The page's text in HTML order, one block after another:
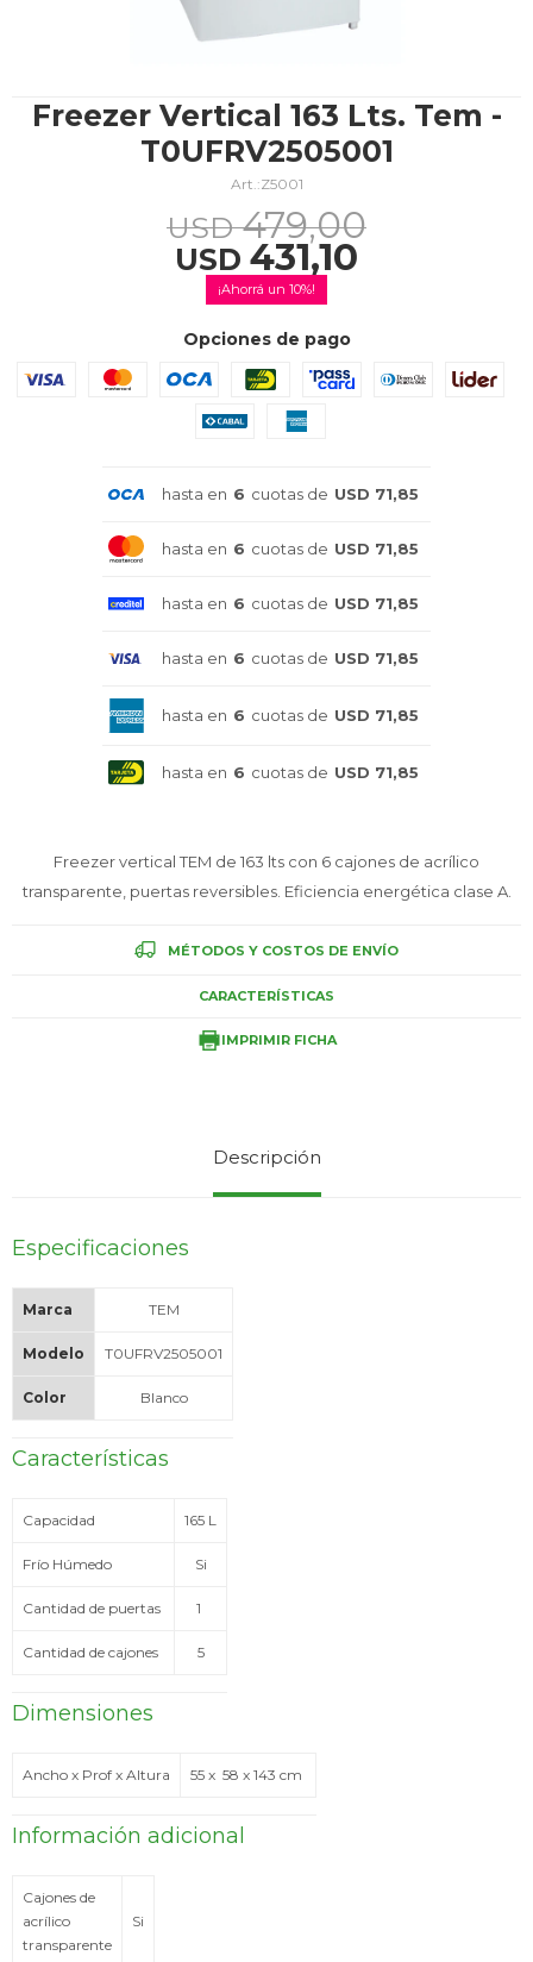
Freezer Vertical 163 Lts. Tem -
T0UFRV2505001
Z5001
USD 431,10
USD 479,00
10
Opciones de pago
hasta en 6 cuotas de USD 71,85
hasta en 6 cuotas de USD 71,85
hasta en 6 cuotas de USD 71,85
hasta en 6 cuotas de USD 71,85
hasta en 6 cuotas de USD 71,85
hasta en 6 cuotas de USD 71,85
Freezer vertical TEM de 163 lts con 6 cajones de acrílico
transparente, puertas reversibles. Eficiencia energética clase A.
MÉTODOS Y COSTOS DE ENVÍO
CARACTERÍSTICAS
IMPRIMIR FICHA
Descripción
Especificaciones
Marca TEM
Modelo T0UFRV2505001
Color Blanco
Características
Capacidad 165 L
Frío Húmedo Si
Cantidad de puertas 1
Cantidad de cajones 5
Dimensiones
Ancho x Prof x Altura 55 x 58 x 143 cm
Información adicional
Cajones de
acrílico
transparente
Si
Cuidado personal
Celulares